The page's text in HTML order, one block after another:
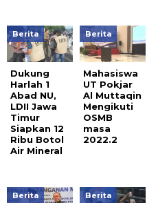
Berita
Dukung
Harlah 1
Abad NU,
LDII Jawa
Timur
Siapkan 12
Ribu Botol
Air Mineral
Berita
Mahasiswa
UT Pokjar
Al Muttaqin
Mengikuti
OSMB
masa
2022.2
Berita Berita